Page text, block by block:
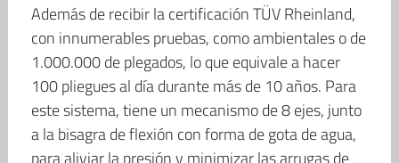
Además de recibir la certificación TÜV Rheinland,
con innumerables pruebas, como ambientales o de
1.000.000 de plegados, lo que equivale a hacer
100 pliegues al día durante más de 10 años. Para
este sistema, tiene un mecanismo de 8 ejes, junto
a la bisagra de flexión con forma de gota de agua,
para aliviar la presión y minimizar las arrugas de